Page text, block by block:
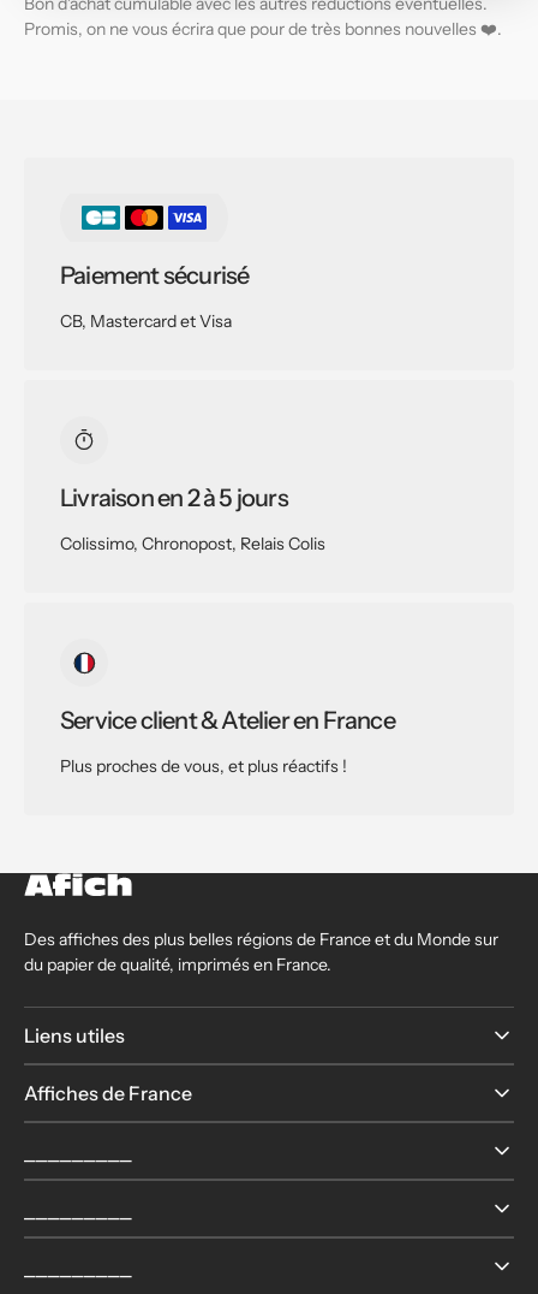
Promis, on ne vous écrira que pour de très bonnes nouvelles ❤️.
Paiement sécurisé
CB, Mastercard et Visa
Livraison en 2 à 5 jours
Colissimo, Chronopost, Relais Colis
Service client & Atelier en France
Plus proches de vous, et plus réactifs !
Des affiches des plus belles régions de France et du Monde sur
du papier de qualité, imprimés en France.
Liens utiles
Affiches de France